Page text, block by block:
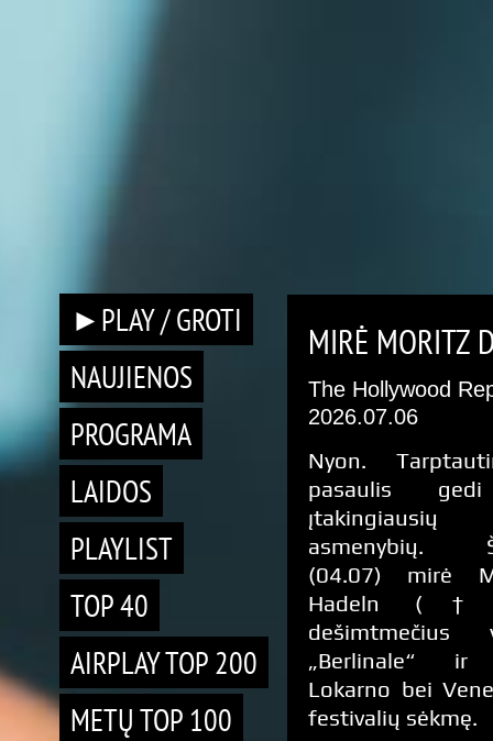
►PLAY / GROTI
NAUJIENOS
PROGRAMA
LAIDOS
PLAYLIST
TOP 40
AIRPLAY TOP 200
METŲ TOP 100
MIRĖ MORITZ
The Hollywood
2026.07.06
Nyon.
pasaulis
asmenybių.
(04.07) mirė
Hadeln
dešimtmečius
„Berlinale“ ir
Lokarno bei
festivalių sėkmę.